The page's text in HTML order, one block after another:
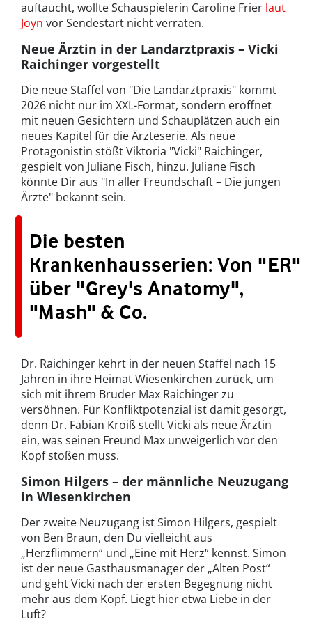
auftaucht, wollte Schauspielerin Caroline Frier laut
Joyn vor Sendestart nicht verraten.
Neue Ärztin in der Landarztpraxis – Vicki
Raichinger vorgestellt
Die neue Staffel von "Die Landarztpraxis" kommt
2026 nicht nur im XXL-Format, sondern eröffnet
mit neuen Gesichtern und Schauplätzen auch ein
neues Kapitel für die Ärzteserie. Als neue
Protagonistin stößt Viktoria "Vicki" Raichinger,
gespielt von Juliane Fisch, hinzu. Juliane Fisch
könnte Dir aus "In aller Freundschaft – Die jungen
Ärzte" bekannt sein.
Die besten
Krankenhausserien: Von "ER"
über "Grey's Anatomy",
"Mash" & Co.
Dr. Raichinger kehrt in der neuen Staffel nach 15
Jahren in ihre Heimat Wiesenkirchen zurück, um
sich mit ihrem Bruder Max Raichinger zu
versöhnen. Für Konfliktpotenzial ist damit gesorgt,
denn Dr. Fabian Kroiß stellt Vicki als neue Ärztin
ein, was seinen Freund Max unweigerlich vor den
Kopf stoßen muss.
Simon Hilgers – der männliche Neuzugang
in Wiesenkirchen
Der zweite Neuzugang ist Simon Hilgers, gespielt
von Ben Braun, den Du vielleicht aus
„Herzflimmern“ und „Eine mit Herz“ kennst. Simon
ist der neue Gasthausmanager der „Alten Post“
und geht Vicki nach der ersten Begegnung nicht
mehr aus dem Kopf. Liegt hier etwa Liebe in der
Luft?